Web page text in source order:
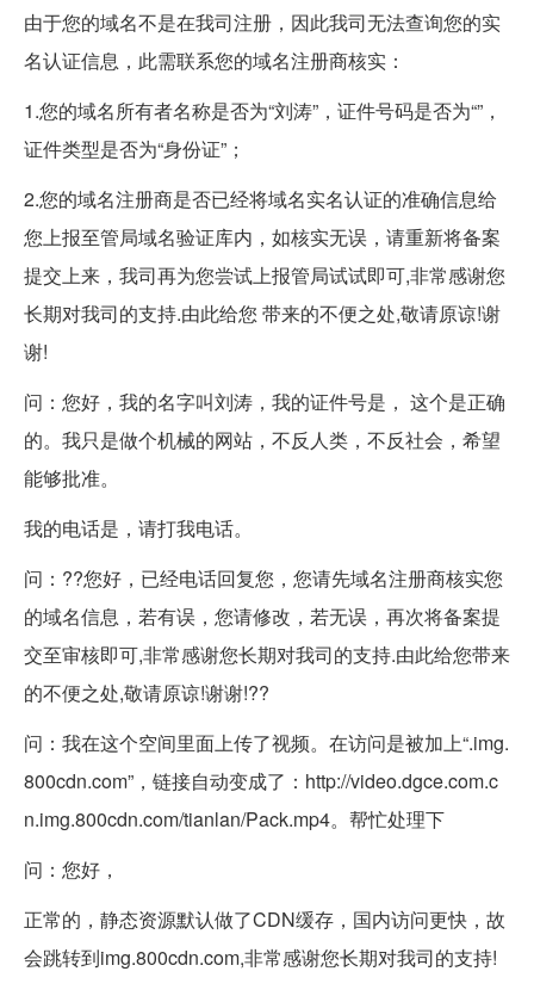
由于您的域名不是在我司注册，因此我司无法查询您的实
名认证信息，此需联系您的域名注册商核实：
1.您的域名所有者名称是否为“刘涛”，证件号码是否为“”，
证件类型是否为“身份证”；
2.您的域名注册商是否已经将域名实名认证的准确信息给
您上报至管局域名验证库内，如核实无误，请重新将备案
提交上来，我司再为您尝试上报管局试试即可,非常感谢您
长期对我司的支持.由此给您 带来的不便之处,敬请原谅!谢
谢!
问：您好，我的名字叫刘涛，我的证件号是， 这个是正确
的。我只是做个机械的网站，不反人类，不反社会，希望
能够批准。
我的电话是，请打我电话。
问：??您好，已经电话回复您，您请先域名注册商核实您
的域名信息，若有误，您请修改，若无误，再次将备案提
交至审核即可,非常感谢您长期对我司的支持.由此给您带来
的不便之处,敬请原谅!谢谢!??
问：我在这个空间里面上传了视频。在访问是被加上“.img.
800cdn.com”，链接自动变成了：http://video.dgce.com.c
n.img.800cdn.com/tianlan/Pack.mp4。帮忙处理下
问：您好，
正常的，静态资源默认做了CDN缓存，国内访问更快，故
会跳转到img.800cdn.com,非常感谢您长期对我司的支持!